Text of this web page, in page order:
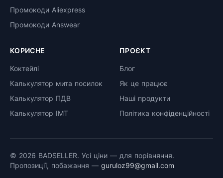
Промокоди Aliexpress
Промокоди Answear
КОРИСНЕ
Коктейлі
Калькулятор мита посилок
Калькулятор ПДВ
Калькулятор ІМТ
ПРОЄКТ
Блог
Як це працює
Наші продукти
Політика конфіденційності
© 2026 BADSELLER. Усі ціни — для порівняння.
Пропозиції, побажання — guruloz99@gmail.com